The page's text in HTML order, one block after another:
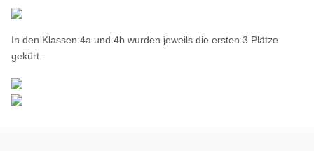
In den Klassen 4a und 4b wurden jeweils die ersten 3 Plätze
gekürt.